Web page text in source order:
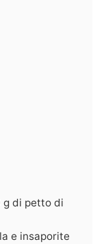
g di petto di
e insaporite